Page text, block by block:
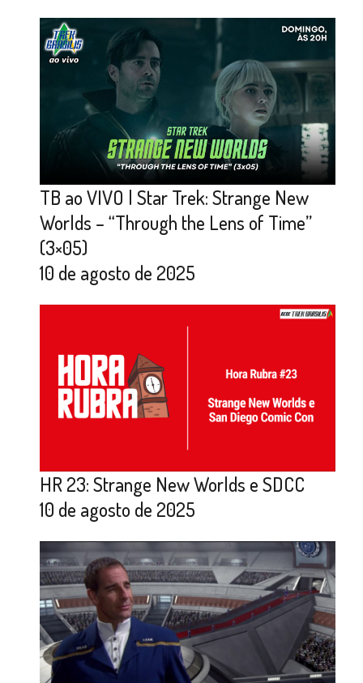
TB ao VIVO | Star Trek: Strange New
Worlds – “Through the Lens of Time”
(3×05)
10 de agosto de 2025
HR 23: Strange New Worlds e SDCC
10 de agosto de 2025